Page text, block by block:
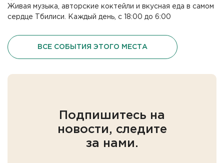
Живая музыка, авторские коктейли и вкусная еда в самом
сердце Тбилиси. Каждый день, с 18:00 до 6:00
ВСЕ СОБЫТИЯ ЭТОГО МЕСТА
Подпишитесь на
новости, следите
за нами.